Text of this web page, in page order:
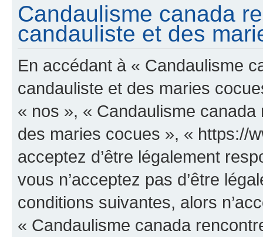
Candaulisme canada
candauliste et des
En accédant à « Candaulisme
candauliste et des maries
« nos », « Candaulisme
des maries cocues », « https://
acceptez d’être légalement
vous n’acceptez pas d’être
conditions suivantes, alors
« Candaulisme canada